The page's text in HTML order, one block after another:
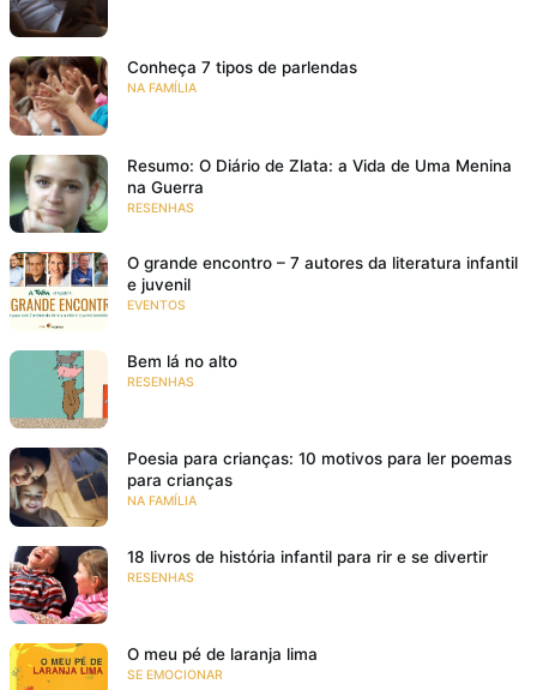
Conheça 7 tipos de parlendas
NA FAMÍLIA
Resumo: O Diário de Zlata: a Vida de Uma Menina
na Guerra
RESENHAS
O grande encontro – 7 autores da literatura infantil
e juvenil
EVENTOS
Bem lá no alto
RESENHAS
Poesia para crianças: 10 motivos para ler poemas
para crianças
NA FAMÍLIA
18 livros de história infantil para rir e se divertir
RESENHAS
O meu pé de laranja lima
SE EMOCIONAR